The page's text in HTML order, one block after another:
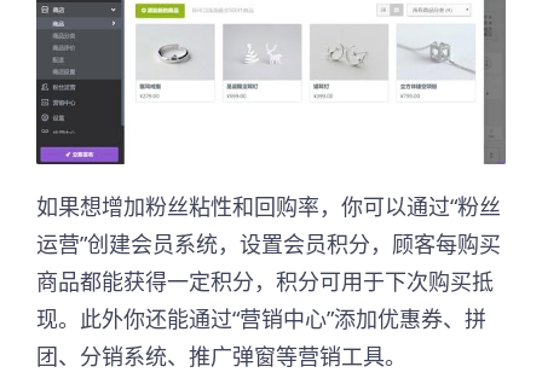
如果想增加粉丝粘性和回购率，你可以通过“粉丝
运营”创建会员系统，设置会员积分，顾客每购买
商品都能获得一定积分，积分可用于下次购买抵
现。此外你还能通过“营销中心”添加优惠券、拼
团、分销系统、推广弹窗等营销工具。